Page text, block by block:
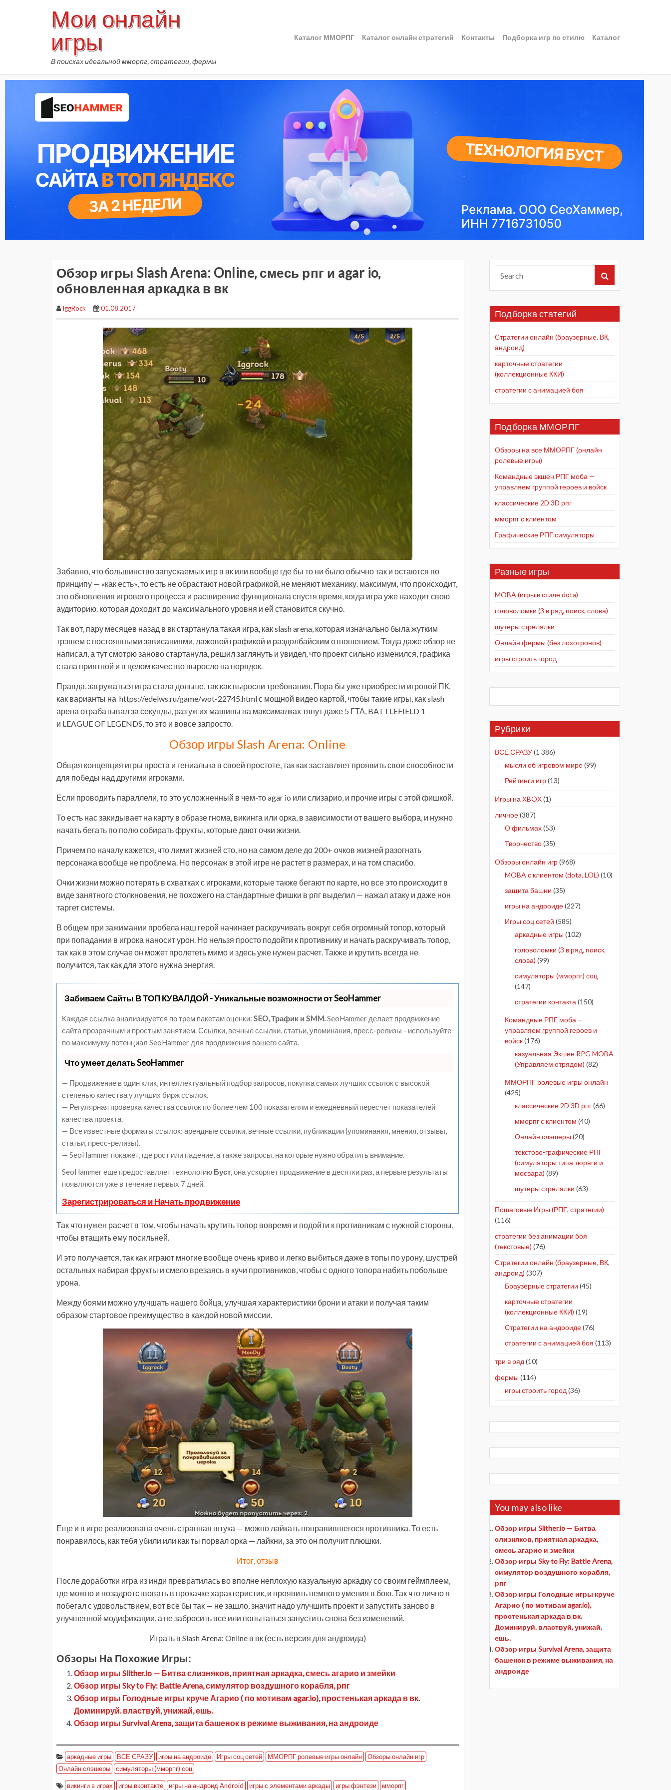
Мои онлайн
игры
В поисках идеальной мморпг, стратегии, фермы
Каталог ММОРПГ Каталог онлайн стратегий Контакты Подборка игр по стилю Каталог
Обзор игры Slash Arena: Online, смесь рпг и agar io,
обновленная аркадка в вк
IggRock 01.08.2017
Забавно, что большинство запускаемых игр в вк или вообще где бы то ни было обычно так и остаются по
принципу — «как есть», то есть не обрастают новой графикой, не меняют механику. максимум, что происходит,
это обновления игрового процесса и расширение функционала спустя время, когда игра уже находит свою
аудиторию. которая доходит до максимального уровня и ей становится скучно.
Так вот, пару месяцев назад в вк стартанула такая игра, как slash arena, которая изначально была жутким
трэшем с постоянными зависаниями, лажовой графикой и раздолбайским отношением. Тогда даже обзор не
написал, а тут смотрю заново стартанула, решил заглянуть и увидел, что проект сильно изменился, графика
стала приятной и в целом качество выросло на порядок.
Правда, загружаться игра стала дольше, так как выросли требования. Пора бы уже приобрести игровой ПК,
как варианты на https://edelws.ru/game/wot-22745.html с мощной видео картой, чтобы такие игры, как slash
арена отрабатывал за секунды, раз уж их машины на максималках тянут даже 5 ГТА, BATTLEFIELD 1
и LEAGUE OF LEGENDS, то это и вовсе запросто.
Обзор игры Slash Arena: Online
Общая концепция игры проста и гениальна в своей простоте, так как заставляет проявить свои способности
для победы над другими игроками.
Если проводить параллели, то это усложненный в чем-то agar io или слизарио, и прочие игры с этой фишкой.
То есть нас закидывает на карту в образе гнома, викинга или орка, в зависимости от вашего выбора, и нужно
начать бегать по полю собирать фрукты, которые дают очки жизни.
Причем по началу кажется, что лимит жизней сто, но на самом деле до 200+ очков жизней разогнать
персонажа вообще не проблема. Но персонаж в этой игре не растет в размерах, и на том спасибо.
Очки жизни можно потерять в схватках с игроками, которые также бегают по карте, но все это происходит в
виде занятного столкновения, не похожего на стандартные фишки в рпг выделил — нажал атаку и даже нон
таргет системы.
В общем при зажимании пробела наш герой начинает раскручивать вокруг себя огромный топор, который
при попадании в игрока наносит урон. Но нельзя просто подойти к противнику и начать раскручивать топор,
так как в этом случае он может пролететь мимо и здесь уже нужен расчет. Также и крутить всегда не
получится, так как для этого нужна энергия.
Забиваем Сайты В ТОП КУВАЛДОЙ - Уникальные возможности от SeoHammer
Каждая ссылка анализируется по трем пакетам оценки: SEO, Трафик и SMM.SeoHammer делает продвижение
сайта прозрачным и простым занятием. Ссылки, вечные ссылки, статьи, упоминания, пресс-релизы - используйте
по максимуму потенциал SeoHammer для продвижения вашего сайта.
Что умеет делать SeoHammer
— Продвижение в один клик, интеллектуальный подбор запросов, покупка самых лучших ссылок с высокой
степенью качества у лучших бирж ссылок.
— Регулярная проверка качества ссылок по более чем 100 показателям и ежедневный пересчет показателей
качества проекта.
— Все известные форматы ссылок: арендные ссылки, вечные ссылки, публикации (упоминания, мнения, отзывы,
статьи, пресс-релизы).
— SeoHammer покажет, где рост или падение, а также запросы, на которые нужно обратить внимание.
SeoHammer еще предоставляет технологию Буст, она ускоряет продвижение в десятки раз, а первые результаты
появляются уже в течение первых 7 дней.
Зарегистрироваться и Начать продвижение
Так что нужен расчет в том, чтобы начать крутить топор вовремя и подойти к противникам с нужной стороны,
чтобы втащить ему посильней.
И это получается, так как играют многие вообще очень криво и легко выбиться даже в топы по урону, шустрей
остальных набирая фрукты и смело врезаясь в кучи противников, чтобы с одного топора набить побольше
урона.
Между боями можно улучшать нашего бойца, улучшая характеристики брони и атаки и получая таким
образом стартовое преимущество в каждой новой миссии.
Еще и в игре реализована очень странная штука — можно лайкать понравившегося противника. То есть
понравилось, как тебя убили или как ты порвал орка — лайкни, за это он получит плюшки.
Итог, отзыв
После доработки игра из инди превратилась во вполне неплохую казуальную аркадку со своим геймплеем,
где можно и позадротствовать в прокачке характеристик, и проявить немного умения в бою. Так что лично я
побегал с удовольствием, вот все бы так — не зашло, значит надо улучшить проект и запустить заново в
улучшенной модификации, а не забросить все или попытаться запустить снова без изменений.
Играть в Slash Arena: Online в вк (есть версия для андроида)
Обзоры На Похожие Игры:
Обзор игры Slither.io — Битва слизняков, приятная аркадка, смесь агарио и змейки
Обзор игры Sky to Fly: Battle Arena, симулятор воздушного корабля, рпг
Обзор игры Голодные игры круче Агарио ( по мотивам agar.io), простенькая аркада в вк.
Доминируй. властвуй, унижай, ешь.
Обзор игры Survival Arena, защита башенок в режиме выживания, на андроиде
аркадные игры ВСЕ СРАЗУ игры на андроиде Игры соц сетей ММОРПГ ролевые игры онлайн
Обзоры онлайн игр
Онлайн слэшеры
симуляторы (мморпг) соц
викинги в играх игры вконтакте игры на андроид Android игры с элементами аркады игры фэнтези мморпг
Подборка статегий
Стратегии онлайн (браузерные, ВК,
андроид)
карточные стратегии
(коллекционные ККИ)
стратегии с анимацией боя
Подборка ММОРПГ
Обзоры на все ММОРПГ (онлайн
ролевые игры)
Командные экшен РПГ моба —
управляем группой героев и войск
классические 2D 3D рпг
мморпг с клиентом
Графические РПГ симуляторы
Разные игры
MOBA (игры в стиле dota)
головоломки (3 в ряд, поиск, слова)
шутеры стрелялки
Онлайн фермы (без лохотронов)
игры строить город
Рубрики
ВСЕ СРАЗУ(1 386)
мысли об игровом мире(99)
Рейтинги игр(13)
Игры на XBOX(1)
личное(387)
О фильмах(53)
Творчество(35)
Обзоры онлайн игр(968)
MOBA с клиентом (dota, LOL) (10)
защита башни (35)
игры на андроиде(227)
Игры соц сетей (585)
аркадные игры (102)
головоломки (3 в ряд, поиск,
слова) (99)
симуляторы (мморпг) соц
(147)
стратегии контакта (150)
Командные РПГ моба —
управляем группой героев и
войск(176)
казуальная Экшен RPG MOBA
(Управляем отрядом) (82)
ММОРПГ ролевые игры онлайн
(425)
классические 2D 3D рпг(66)
мморпг с клиентом (40)
Онлайн слэшеры (20)
текстово-графические РПГ
(симуляторы типа тюряги и
мосвара) (89)
шутеры стрелялки (63)
Пошаговые Игры (РПГ, стратегии)
(116)
стратегии без анимации боя
(текстовые) (76)
Стратегии онлайн (браузерные, ВК,
андроид) (307)
Браузерные стратегии (45)
карточные стратегии
(коллекционные ККИ) (19)
Стратегии на андроиде(76)
стратегии с анимацией боя (113)
три в ряд (10)
фермы (114)
игры строить город (36)
You may also like
Обзор игры Slither.io — Битва
слизняков, приятная аркадка,
смесь агарио и змейки
Обзор игры Sky to Fly: Battle Arena,
симулятор воздушного корабля,
рпг
Обзор игры Голодные игры круче
Агарио ( по мотивам agar.io),
простенькая аркада в вк.
Доминируй. властвуй, унижай,
ешь.
Обзор игры Survival Arena, защита
башенок в режиме выживания, на
андроиде